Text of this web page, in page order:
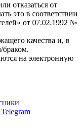
отказаться от
это в соответствии
от 07.02.1992 №
качества и, в
браком.
на электронную